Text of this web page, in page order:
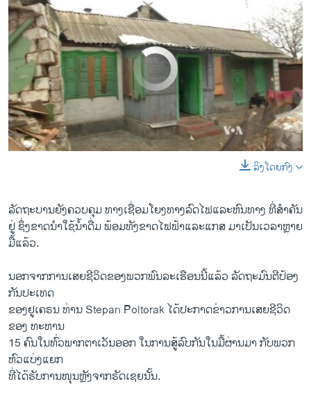
SHARE
No media source currently available
ລິງໂດຍກົງ
ລັດຖະບານ​ຍັງ​ຄວບ​ຄຸມ​ ​ທາງເຊື່ອມ​ໂຍງ​ທາງລົດ​ໄຟ​ແລະຫົນ​ທາງ​ ​ທີ່​ສຳຄັນ​
ຢູ່ ຊຶ່ງ​ຂາດ​ນຳ​ໃຊ້​ນ້ຳ​ດື່ມ ​ພ້ອມ​ທັງ​ຂາດ​ໄຟຟ້າ​ແລະ​ແກ​ສ ມາ​ເປັນ​ເວລາ​ຫຼາຍ​
ມື້​ແລ້ວ.
ນອກຈາກ​ການ​ເສຍ​ຊີວິດ​ຂອງ​ພວກ​ພົນລະ​ເຮືອນ​ນີ້​ແລ້ວ ລັດຖະມົນຕີ​ປ້ອງ​
ກັນ​ປະ​ເທດ​
ຂອງ​ຢູ​ເຄຣນ ທ່ານ Stepan Poltorak ​ໄດ້ປະກາດຂ່າວການ​ເສຍ​ຊີວິດ​
ຂອງ​ ​ທະຫານ
15 ຄົນ​ໃນ​ທົ່ວ​ພາກ​ຕາ​ເວັນ​ອອກ​ ໃນ​ການ​ສູ້​ລົບ​ກັນ​ໃນ​ມື້​ຜ່ານ​ມາ ກັບ​ພວກ​
ຫົວ​ແບ່ງ​ແຍກ​
ທີ່​ໄດ້​ຮັບ​ການ​ໜຸນ​ຫຼັງ​ຈາກຣັດ​ເຊຍ​ນັ້ນ.